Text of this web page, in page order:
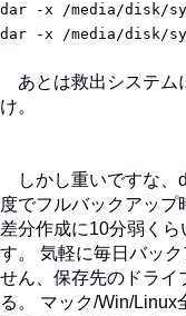
dar -x /media/disk/
dar -x /media/disk/
あとは救出システム
け。
しかし重いですな、
度でフルバックアップ
差分作成に10分弱くら
す。 気軽に毎日バッ
せん、保存先のドライ
る。 マック/Win/Linux